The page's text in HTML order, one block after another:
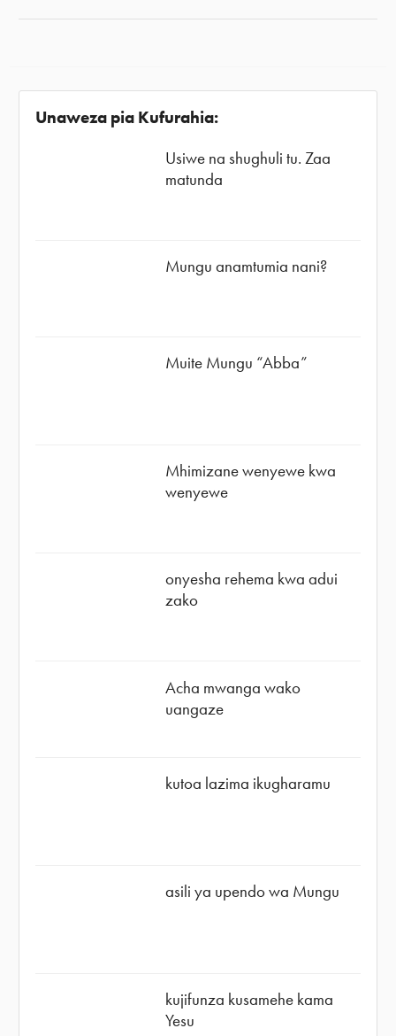
Unaweza pia Kufurahia:
Usiwe na shughuli tu. Zaa
matunda
Mungu anamtumia nani?
Muite Mungu “Abba”
Mhimizane wenyewe kwa
wenyewe
onyesha rehema kwa adui
zako
Acha mwanga wako
uangaze
kutoa lazima ikugharamu
asili ya upendo wa Mungu
kujifunza kusamehe kama
Yesu